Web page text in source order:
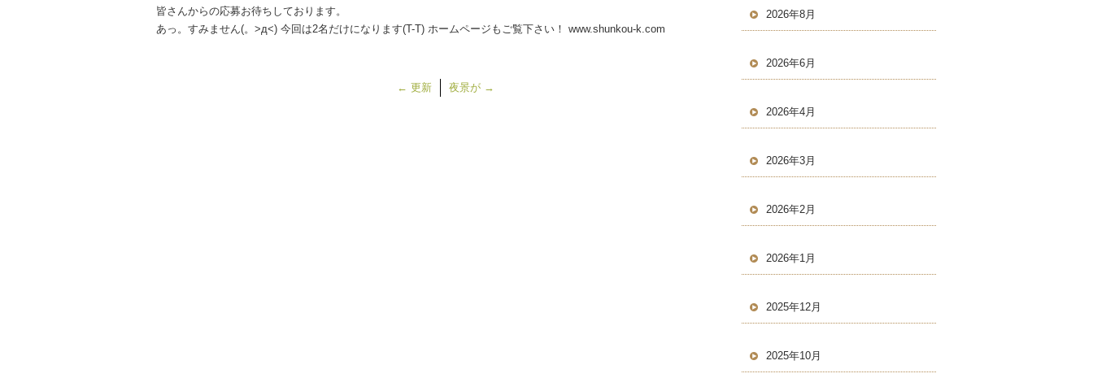
皆さんからの応募お待ちしております。
あっ。すみません(。>д<) 今回は2名だけになります(T-T) ホームページもご覧下さい！ www.shunkou-k.com
← 更新 夜景が →
2026年8月
2026年6月
2026年4月
2026年3月
2026年2月
2026年1月
2025年12月
2025年10月